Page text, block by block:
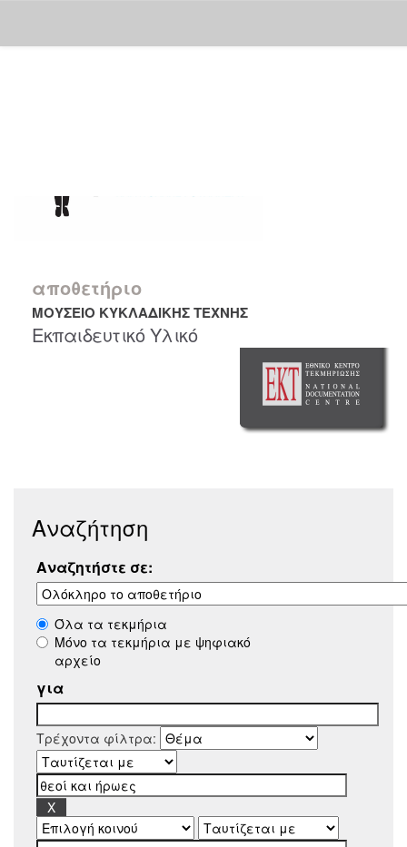
αποθετήριο
ΜΟΥΣΕΙΟ ΚΥΚΛΑΔΙΚΗΣ ΤΕΧΝΗΣ
Εκπαιδευτικό Υλικό
Αναζήτηση
Αναζητήστε σε:
Όλα τα τεκμήρια
Μόνο τα τεκμήρια με ψηφιακό
αρχείο
για
Τρέχοντα φίλτρα: